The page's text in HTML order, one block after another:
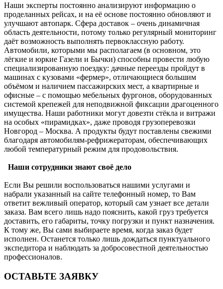
Наши эксперты постоянно анализируют информацию о
проделанных рейсах, и на её основе постоянно обновляют и
улучшают автопарк. Сфера доставок – очень динамичная
область деятельности, потому только регулярный мониторинг
даёт возможность выполнять первоклассную работу.
Автомобили, которыми мы располагаем (в основном, это
лёгкие и юркие Газели и Бычки) способны провести любую
специализированную поездку: дачные переезды пройдут в
машинах с кузовами «фермер», отличающиеся большим
объёмом и наличием пассажирских мест, а квартирные и
офисные – с помощью мебельных фургонов, оборудованных
системой крепежей для неподвижной фиксации драгоценного
имущества. Наши работники могут довезти стёкла и витражи
на особых «пирамидках», даже проводя грузоперевозки
Новгород – Москва. А продукты будут поставлены свежими
благодаря автомобилям-рефрижераторам, обеспечивающих
любой температурный режим для продовольствия.
Наши сотрудники знают своё дело
Если Вы решили воспользоваться нашими услугами и
набрали указанный на сайте телефонный номер, то Вам
ответит вежливый оператор, который сам узнает все детали
заказа. Вам всего лишь надо пояснить, какой груз требуется
доставить, его габариты, точку погрузки и пункт назначения.
К тому же, Вы сами выбираете время, когда заказ будет
исполнен. Останется только лишь дождаться пунктуального
экспедитора и наблюдать за добросовестной деятельностью
профессионалов.
ОСТАВЬТЕ ЗАЯВКУ